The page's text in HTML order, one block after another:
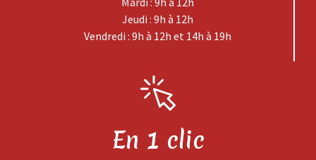
Jeudi : 9h à 12h
Vendredi : 9h à 12h et 14h à 19h
En 1 clic